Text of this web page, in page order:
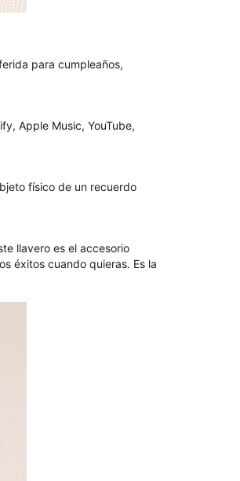
para cumpleaños,
Apple Music, YouTube,
físico de un recuerdo
llavero es el accesorio
éxitos cuando quieras. Es la